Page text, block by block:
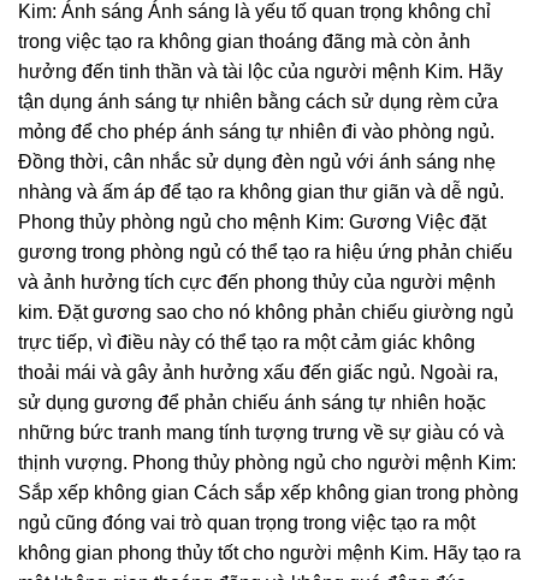
Kim: Ánh sáng Ánh sáng là yếu tố quan trọng không chỉ
trong việc tạo ra không gian thoáng đãng mà còn ảnh
hưởng đến tinh thần và tài lộc của người mệnh Kim. Hãy
tận dụng ánh sáng tự nhiên bằng cách sử dụng rèm cửa
mỏng để cho phép ánh sáng tự nhiên đi vào phòng ngủ.
Đồng thời, cân nhắc sử dụng đèn ngủ với ánh sáng nhẹ
nhàng và ấm áp để tạo ra không gian thư giãn và dễ ngủ.
Phong thủy phòng ngủ cho mệnh Kim: Gương Việc đặt
gương trong phòng ngủ có thể tạo ra hiệu ứng phản chiếu
và ảnh hưởng tích cực đến phong thủy của người mệnh
kim. Đặt gương sao cho nó không phản chiếu giường ngủ
trực tiếp, vì điều này có thể tạo ra một cảm giác không
thoải mái và gây ảnh hưởng xấu đến giấc ngủ. Ngoài ra,
sử dụng gương để phản chiếu ánh sáng tự nhiên hoặc
những bức tranh mang tính tượng trưng về sự giàu có và
thịnh vượng. Phong thủy phòng ngủ cho người mệnh Kim:
Sắp xếp không gian Cách sắp xếp không gian trong phòng
ngủ cũng đóng vai trò quan trọng trong việc tạo ra một
không gian phong thủy tốt cho người mệnh Kim. Hãy tạo ra